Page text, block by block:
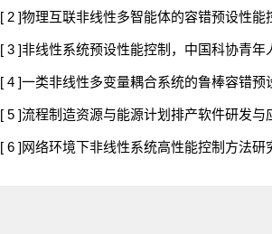
[ 2 ]物理互联非线性多智能体的容错预设性能
[ 3 ]非线性系统预设性能控制，中国科协青年
[ 4 ]一类非线性多变量耦合系统的鲁棒容错
[ 5 ]流程制造资源与能源计划排产软件研发与
[ 6 ]网络环境下非线性系统高性能控制方法研